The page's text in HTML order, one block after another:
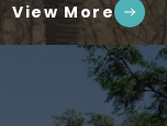
View More